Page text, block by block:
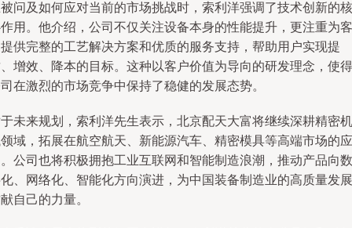
问及如何应对当前的市场挑战时，索利洋强调了技术创新的核
用。他介绍，公司不仅关注设备本身的性能提升，更注重为客
供完整的工艺解决方案和优质的服务支持，帮助用户实现提
增效、降本的目标。这种以客户价值为导向的研发理念，使得
在激烈的市场竞争中保持了稳健的发展态势。
未来规划，索利洋先生表示，北京配天大富将继续深耕精密机
域，拓展在航空航天、新能源汽车、精密模具等高端市场的应
公司也将积极拥抱工业互联网和智能制造浪潮，推动产品向数
、网络化、智能化方向演进，为中国装备制造业的高质量发展
自己的力量。